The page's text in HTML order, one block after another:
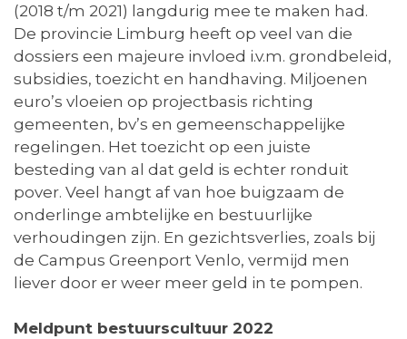
(2018 t/m 2021) langdurig mee te maken had.
De provincie Limburg heeft op veel van die
dossiers een majeure invloed i.v.m. grondbeleid,
subsidies, toezicht en handhaving. Miljoenen
euro’s vloeien op projectbasis richting
gemeenten, bv’s en gemeenschappelijke
regelingen. Het toezicht op een juiste
besteding van al dat geld is echter ronduit
pover. Veel hangt af van hoe buigzaam de
onderlinge ambtelijke en bestuurlijke
verhoudingen zijn. En gezichtsverlies, zoals bij
de Campus Greenport Venlo, vermijd men
liever door er weer meer geld in te pompen.
Meldpunt bestuurscultuur 2022